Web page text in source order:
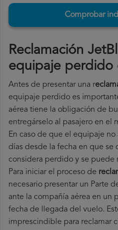
Comprobar
Reclamación
equipaje perdido
Antes de presentar una r
equipaje perdido es
aérea tiene la obligación de
entregárselo al pasajero en el
En caso de que el equipaje no
días desde la fecha en que se
considera perdido y se puede
Para iniciar el proceso de
necesario presentar un Parte
ante la compañía aérea en un
fecha de llegada del vuelo.
imprescindible para reclamar